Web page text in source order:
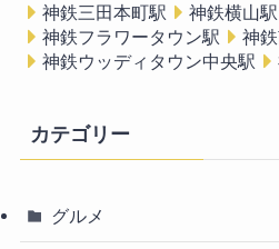
神鉄三田本町駅
神鉄横山駅
神鉄フラワータウン駅
神
神鉄ウッディタウン中央駅
カテゴリー
グルメ